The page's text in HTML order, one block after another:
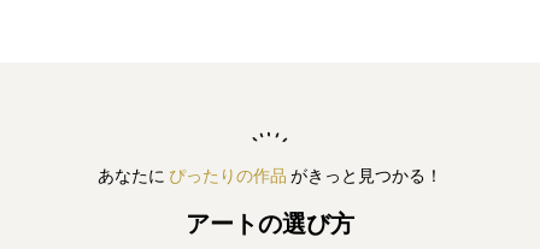
あなたに ぴったりの作品 がきっと見つかる！
アートの選び方